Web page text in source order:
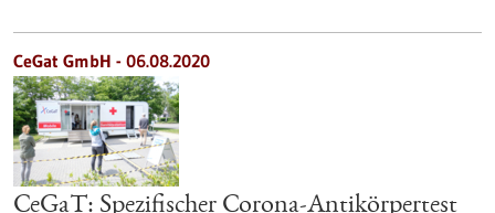
CeGat GmbH - 06.08.2020
CeGaT: Spezifischer Corona-Antikörpertest